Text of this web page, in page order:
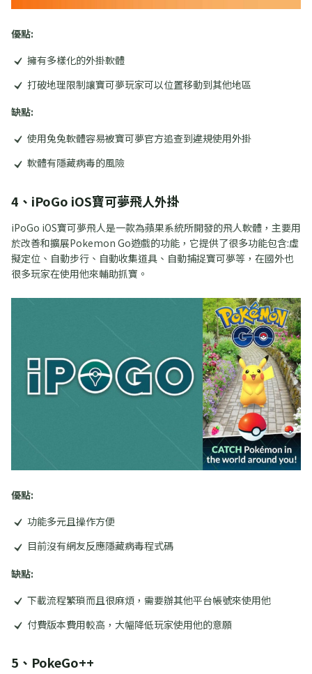
優點:
擁有多樣化的外掛軟體
打破地理限制讓寶可夢玩家可以位置移動到其他地區
缺點:
使用兔兔軟體容易被寶可夢官方追查到違規使用外掛
軟體有隱藏病毒的風險
4、iPoGo iOS寶可夢飛人外掛
iPoGo iOS寶可夢飛人是一款為蘋果系統所開發的飛人軟體，主要用
於改善和擴展Pokemon Go遊戲的功能，它提供了很多功能包含:虛
擬定位、自動步行、自動收集道具、自動捕捉寶可夢等，在國外也
很多玩家在使用他來輔助抓寶。
優點:
功能多元且操作方便
目前沒有網友反應隱藏病毒程式碼
缺點:
下載流程繁瑣而且很麻煩，需要辦其他平台帳號來使用他
付費版本費用較高，大幅降低玩家使用他的意願
5、PokeGo++